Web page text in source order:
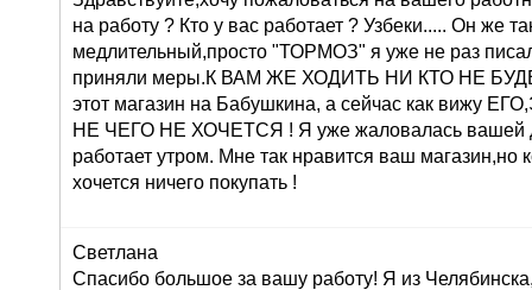
на работу ? Кто у вас работает ? Узбеки..... Он же
медлительный,просто "ТОРМОЗ" я уже не раз
приняли меры.К ВАМ ЖЕ ХОДИТЬ НИ КТО НЕ
этот магазин на Бабушкина, а сейчас как вижу
НЕ ЧЕГО НЕ ХОЧЕТСЯ ! Я уже жаловалась вашей
работает утром. Мне так нравится ваш магазин,но
хочется ничего покупать !
Светлана
Спасибо большое за вашу работу! Я из